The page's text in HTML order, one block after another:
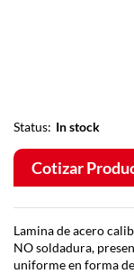
Status: In stock
Cotizar
Lamina de acero
NO soldadura,
uniforme en forma